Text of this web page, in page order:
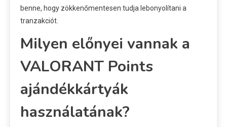
benne, hogy zökkenőmentesen tudja lebonyolítani a
tranzakciót.
Milyen előnyei vannak a
VALORANT Points
ajándékkártyák
használatának?